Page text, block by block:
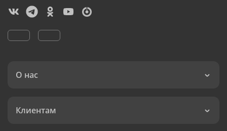
О нас
Клиентам